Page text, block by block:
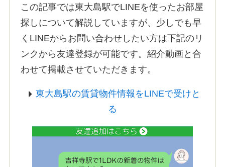
この記事では東大島駅でLINEを使ったお部屋
探しについて解説していますが、少しでも早
くLINEからお問い合わせしたい方は下記のリ
ンクから友達登録が可能です。紹介動画と合
わせて掲載させていただきます。
東大島駅の賃貸物件情報をLINEで受けと
る